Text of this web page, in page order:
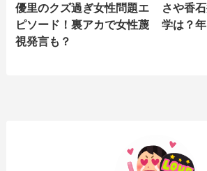
優里のクズ過ぎ女性問題エ
ピソード！裏アカで女性蔑
視発言も？
さや香
学は？